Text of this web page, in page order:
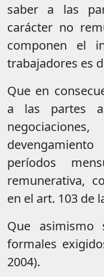
saber a las
carácter no
componen el
trabajadores es
Que en
a las partes
períodos
remunerativa,
en el art. 103 de
Que asimismo
formales
2004).